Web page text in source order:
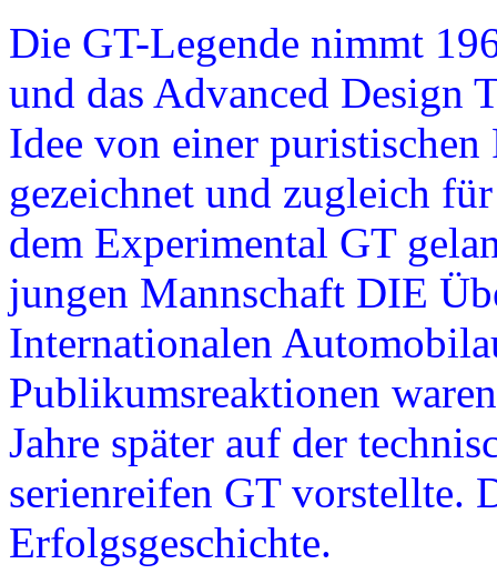
Die GT-Legende nimmt
und das Advanced Design
Idee von einer
gezeichnet und zugleich
dem Experimental GT
jungen Mannschaft DIE
Internationalen
Publikumsreaktionen
Jahre später auf der
serienreifen GT vorstellte.
Erfolgsgeschichte.